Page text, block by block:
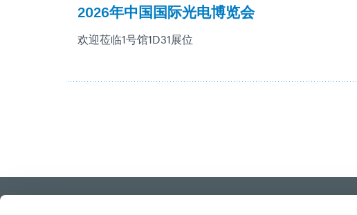
2026年中国国际光电博览会
欢迎莅临1号馆1D31展位